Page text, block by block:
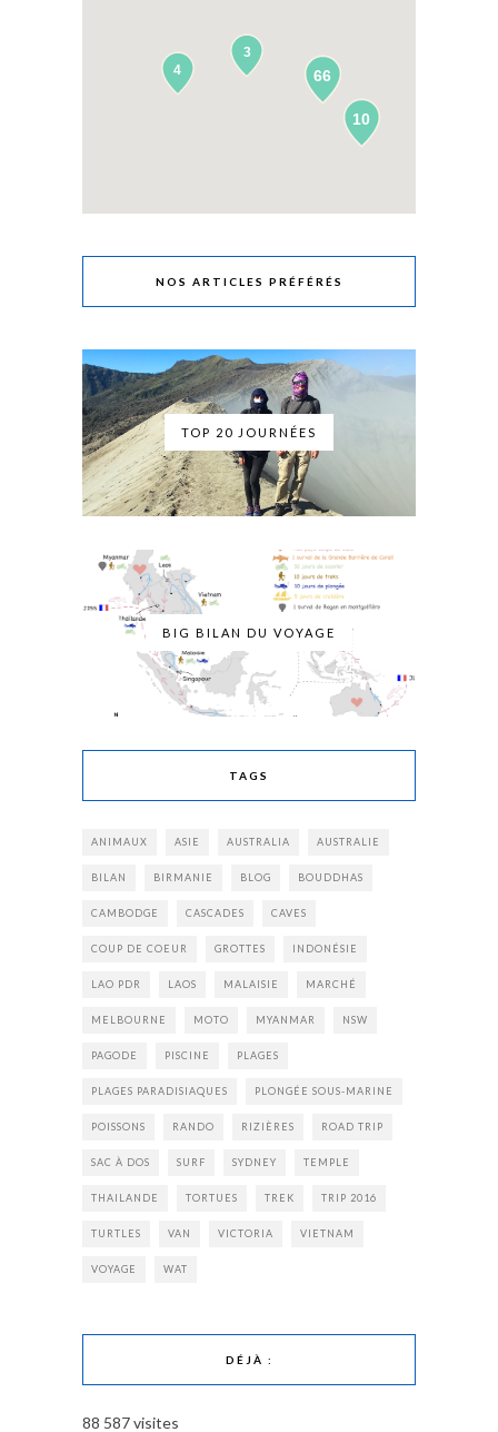
3
10
66
4
NOS ARTICLES PRÉFÉRÉS
TOP 20 JOURNÉES
BIG BILAN DU VOYAGE
TAGS
ANIMAUX ASIE AUSTRALIA AUSTRALIE
BILAN BIRMANIE BLOG BOUDDHAS
CAMBODGE CASCADES CAVES
COUP DE COEUR GROTTES INDONÉSIE
LAO PDR LAOS MALAISIE MARCHÉ
MELBOURNE MOTO MYANMAR NSW
PAGODE PISCINE PLAGES
PLAGES PARADISIAQUES PLONGÉE SOUS-MARINE
POISSONS RANDO RIZIÈRES ROAD TRIP
SAC À DOS SURF SYDNEY TEMPLE
THAILANDE TORTUES TREK TRIP 2016
TURTLES VAN VICTORIA VIETNAM
VOYAGE WAT
DÉJÀ :
88 587 visites